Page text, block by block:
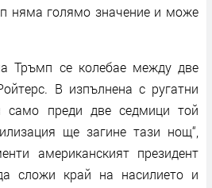
няма голямо значение и може
Тръмп се колебае между две
В изпълнена с ругатни
само преди две седмици той
ще загине тази нощ“,
американският президент
сложи край на насилието и